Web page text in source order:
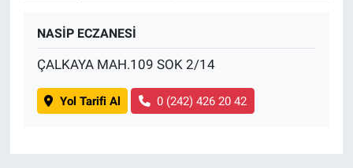
NASİP ECZANESİ
ÇALKAYA MAH.109 SOK 2/14
Yol Tarifi Al 0 (242) 426 20 42